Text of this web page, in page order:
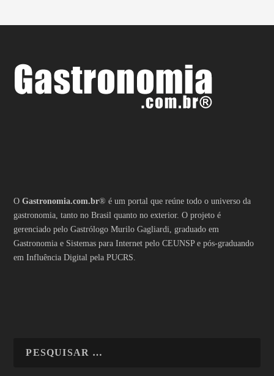
OGastronomia.com.br® é um portal que reúne todo o universo da
gastronomia, tanto no Brasil quanto no exterior. O projeto é
gerenciado pelo Gastrólogo Murilo Gagliardi, graduado em
Gastronomia e Sistemas para Internet pelo CEUNSP e pós-graduando
em Influência Digital pela PUCRS.